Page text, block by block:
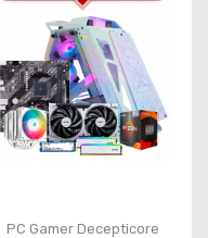
PC Gamer Decepticore